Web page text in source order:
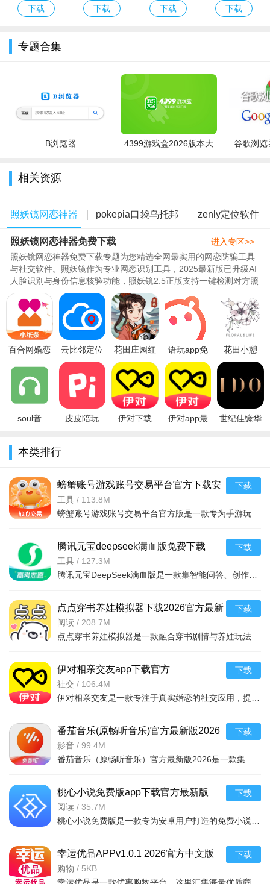
1、将音视频互动、直播形式与红娘主持结合，提升互动真实
2、每月1000万场线上交友活动，涵盖相亲、聚会、连麦等多
3、既支持线上音视频深度互动，又提供同城见面功能。
软件优势：
1、海量用户在线，匹配选择多，同时用户互动积极性高，消
息回复及时。
2、音视频互动比文字沟通更直观，红娘主持帮助破冰，减少
无效社交，提升交友成功率。
3、实名认证+平台把关+违规封禁，多重机制保障用户身份真
实与交友安全，比普通社交软件更可靠。
软件使用教程：
击用户头像可查看详细资料;
若对用户感兴趣，可点击“打招呼”发送文字/语音消息，或直接
畅听音乐)官
下载安装
下载
版app下载官
下载 下载
官方正版免费
下载
专题合集
B浏览器
4399游戏盒2026版本大
谷歌浏览
相关资源
照妖镜网恋神器
免费下载
pokepia口袋乌托邦 zenly定位软件
版本大全
照妖镜网恋神器免费下载
照妖镜网恋神器免费下载专题为您精选全网最实用的网恋防骗工具
与社交软件。照妖镜作为专业网恋识别工具，2025最新版已升级AI
人脸识别与身份信息核验功能，照妖镜2.5正版支持一键检测对方照
片真伪，有效防范网恋诈骗。..
进入专区>>
百合网婚恋
下载安装最
新版v12.0.
云比邻定位
器app安卓
最新版
2024v1.2.25
安卓
花田庄园红
包版游戏(花
田小镇)安卓
手机版v1
语玩app免
费版下载官
方语音交友
软件v2.48.1
花田小憩
app下载
安装v7.8.0
soul音
最新安卓版
皮皮陪玩
伊对下载
伊对app最
世纪佳缘华
本类排行
螃蟹账号游戏账号交易平台官方下载安
装最新版本v6.8.9 2026游戏交易手机版
工具 / 113.8M
下载
腾讯元宝deepseek满血版免费下载
v2.79.10 2026手机版
工具 / 127.3M
下载
点点穿书养娃模拟器下载2026官方最新
版v3.9.7.9 2026手机版
阅读 / 208.7M
下载
伊对相亲交友app下载官方
2026v8.6.3002026相亲交友手机版
社交 / 106.4M
下载
番茄音乐(原畅听音乐)官方最新版2026
下载安装v6.6.2.32 2026手机版
影音 / 99.4M
下载
桃心小说免费版app下载官方最新版
v1.5.0全本阅读
阅读 / 35.7M
下载
幸运优品APPv1.0.1 2026官方中文版
购物 / 5KB
下载